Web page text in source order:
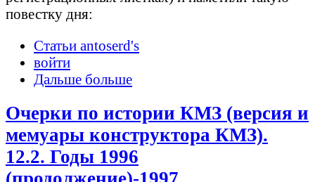
повестку дня:
Статьи antoserd's
войти
Дальше больше
Очерки по истории КМЗ (версия и
мемуары конструктора КМЗ).
12.2. Годы 1996